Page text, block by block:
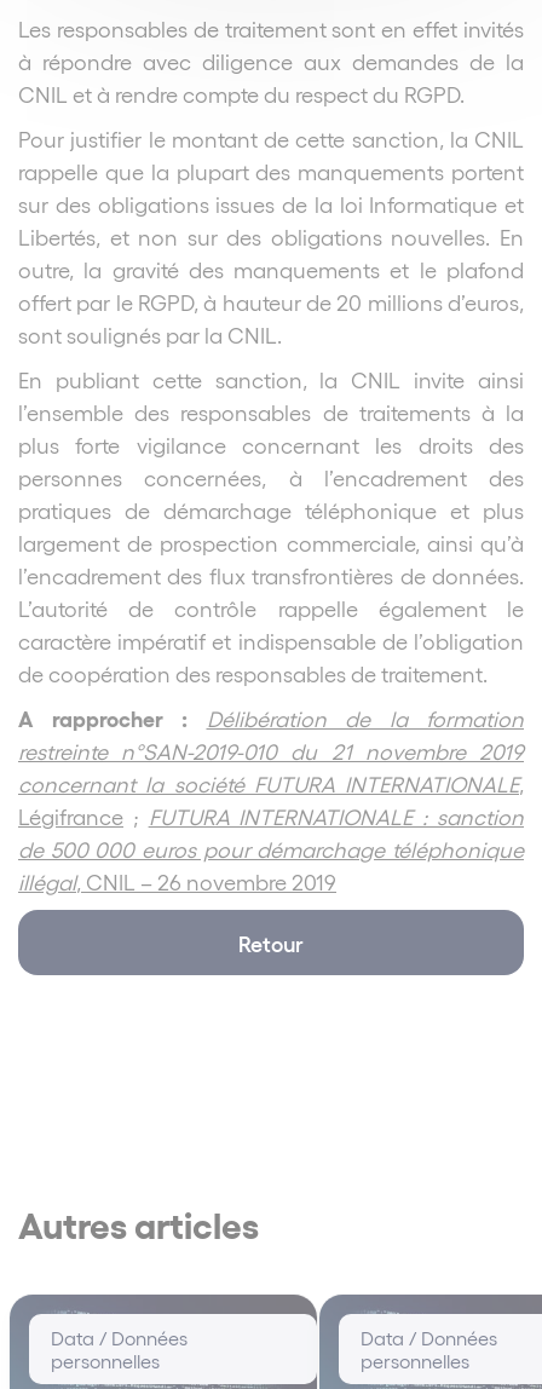
Les responsables de traitement sont en effet invités
à répondre avec diligence aux demandes de la
CNIL et à rendre compte du respect du RGPD.
Pour justifier le montant de cette sanction, la CNIL
rappelle que la plupart des manquements portent
sur des obligations issues de la loi Informatique et
Libertés, et non sur des obligations nouvelles. En
outre, la gravité des manquements et le plafond
offert par le RGPD, à hauteur de 20 millions d’euros,
sont soulignés par la CNIL.
En publiant cette sanction, la CNIL invite ainsi
l’ensemble des responsables de traitements à la
plus forte vigilance concernant les droits des
personnes concernées, à l’encadrement des
pratiques de démarchage téléphonique et plus
largement de prospection commerciale, ainsi qu’à
l’encadrement des flux transfrontières de données.
L’autorité de contrôle rappelle également le
caractère impératif et indispensable de l’obligation
de coopération des responsables de traitement.
A rapprocher :
Délibération de la formation
restreinte n°SAN-2019-010 du 21 novembre 2019
concernant la société FUTURA INTERNATIONALE,
Légifrance ; FUTURA INTERNATIONALE : sanction
de 500 000 euros pour démarchage téléphonique
illégal, CNIL – 26 novembre 2019
Retour
Autres articles
Data / Données
personnelles
Data / Données
personnelles